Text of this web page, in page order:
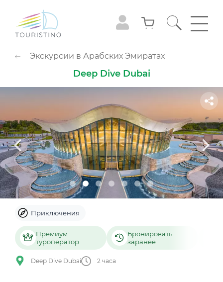
Экскурсии в Арабских Эмиратах
Deep Dive Dubai
Приключения
Премиум
туроператор
Бронировать
заранее
Deep Dive Dubai 2 часа
Обзорные туры Приключения
Экстрим
Смотровые площадки Шоу
Культура и музеи Аквапарк
Парк развлечений Популярно с детьми
Небо